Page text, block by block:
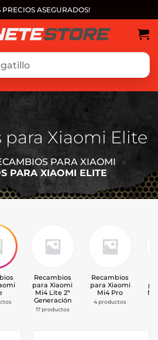
PRECIOS ASEGURADOS!
para Xiaomi Elite
PARA XIAOMI
»
PARA XIAOMI ELITE
Recambios
para Xiaomi
Mi4 Lite 2ª
Generación
17 productos
Recambios
para Xiaomi
Mi4 Pro
4 productos